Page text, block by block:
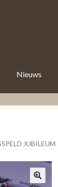
Nieuws
JUBILEUM